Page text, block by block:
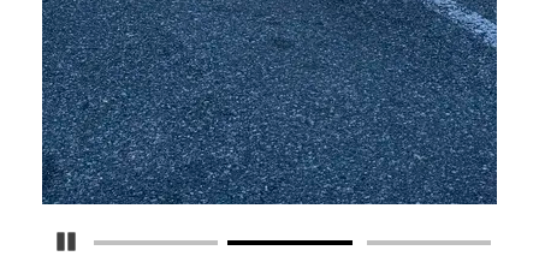
Detener carrusel